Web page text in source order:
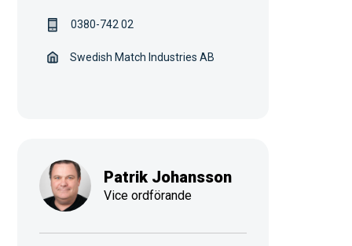
0380-742 02
Swedish Match Industries AB
Patrik Johansson
Vice ordförande